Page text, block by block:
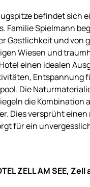
befindet sich
Familie Spielmann
Gastlichkeit und von
Wiesen und
einen idealen
Entspannung
Die
die Kombination
Dies versprüht
für ein
ZELL AM SEE, Zell